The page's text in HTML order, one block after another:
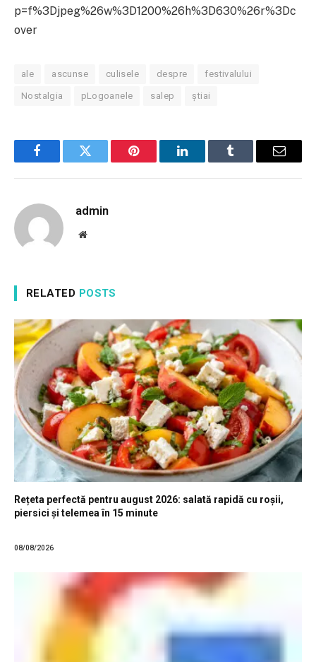
p=f%3Djpeg%26w%3D1200%26h%3D630%26r%3Dc
over
ale ascunse culisele despre festivalului
Nostalgia pLogoanele salep știai
FacebookTwitter Pinterest LinkedInTumblr Email
admin
Website
RELATED POSTS
Rețeta perfectă pentru august 2026: salată rapidă cu roșii,
piersici și telemea în 15 minute
08/08/2026